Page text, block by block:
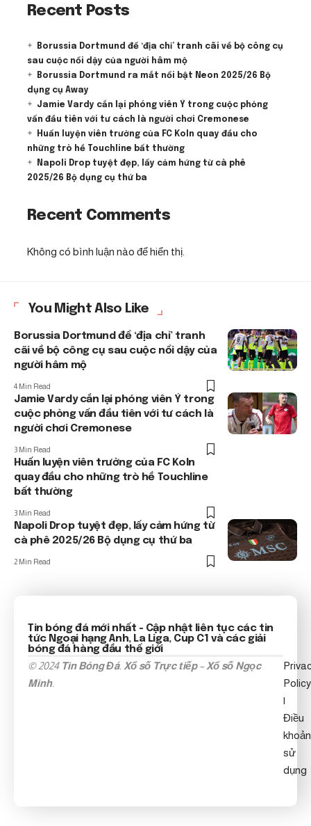
Recent Posts
Borussia Dortmund để ‘địa chỉ’ tranh cãi về bộ công cụ
sau cuộc nổi dậy của người hâm mộ
Borussia Dortmund ra mắt nổi bật Neon 2025/26 Bộ
dụng cụ Away
Jamie Vardy cắn lại phóng viên Ý trong cuộc phỏng
vấn đầu tiên với tư cách là người chơi Cremonese
Huấn luyện viên trưởng của FC Koln quay đầu cho
những trò hề Touchline bất thường
Napoli Drop tuyệt đẹp, lấy cảm hứng từ cà phê
2025/26 Bộ dụng cụ thứ ba
Recent Comments
Không có bình luận nào để hiển thị.
You Might Also Like
Borussia Dortmund để ‘địa chỉ’ tranh
cãi về bộ công cụ sau cuộc nổi dậy của
người hâm mộ
4 Min Read
Jamie Vardy cắn lại phóng viên Ý trong
cuộc phỏng vấn đầu tiên với tư cách là
người chơi Cremonese
3 Min Read
Huấn luyện viên trưởng của FC Koln
quay đầu cho những trò hề Touchline
bất thường
3 Min Read
Napoli Drop tuyệt đẹp, lấy cảm hứng từ
cà phê 2025/26 Bộ dụng cụ thứ ba
2 Min Read
Tin bóng đá mới nhất - Cập nhật liên tục các tin
tức Ngoại hạng Anh, La Liga, Cup C1 và các giải
bóng đá hàng đầu thế giới
© 2024 Tin Bóng Đá. Xổ số Trực tiếp–Xổ số Ngọc
Minh.
Policy
|
Điều
khoản
sử
dụng